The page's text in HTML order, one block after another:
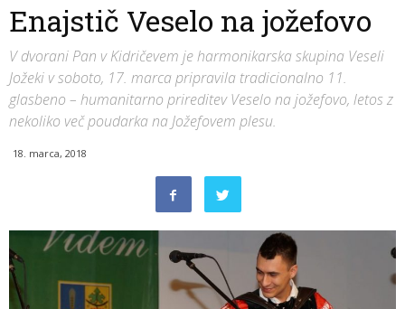
Enajstič Veselo na jožefovo
V dvorani Pan v Kidričevem je harmonikarska skupina Veseli
Jožeki v soboto, 17. marca pripravila tradicionalno 11.
glasbeno – humanitarno prireditev Veselo na jožefovo, letos z
nekoliko več poudarka na Jožefovem plesu.
18. marca, 2018